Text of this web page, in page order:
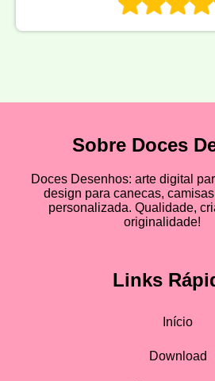
Sobre Doces
Doces Desenhos: arte digital
design para canecas,
personalizada. Qualidade,
originalidade!
Links
Início
Download